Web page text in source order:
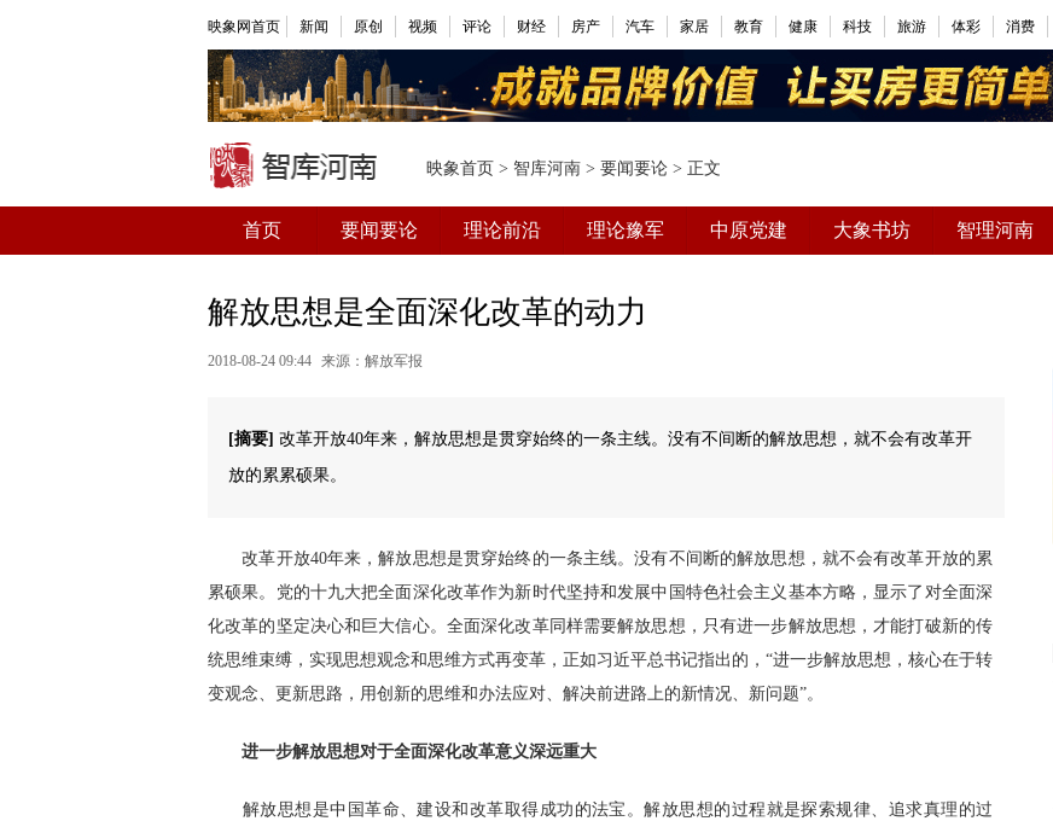
映象网首页 新闻 原创 视频 评论 财经 房产 汽车 家居 教育 健康 科技 旅游 体彩 消费
映象首页 > 智库河南 > 要闻要论 > 正文
首页 要闻要论 理论前沿 理论豫军 中原党建 大象书坊 智理河南
解放思想是全面深化改革的动力
2018-08-24 09:44 来源：解放军报
[摘要] 改革开放40年来，解放思想是贯穿始终的一条主线。没有不间断的解放思想，就不会有改革开
放的累累硕果。
改革开放40年来，解放思想是贯穿始终的一条主线。没有不间断的解放思想，就不会有改革开放的累
累硕果。党的十九大把全面深化改革作为新时代坚持和发展中国特色社会主义基本方略，显示了对全面深
化改革的坚定决心和巨大信心。全面深化改革同样需要解放思想，只有进一步解放思想，才能打破新的传
统思维束缚，实现思想观念和思维方式再变革，正如习近平总书记指出的，“进一步解放思想，核心在于转
变观念、更新思路，用创新的思维和办法应对、解决前进路上的新情况、新问题”。
进一步解放思想对于全面深化改革意义深远重大
解放思想是中国革命、建设和改革取得成功的法宝。解放思想的过程就是探索规律、追求真理的过